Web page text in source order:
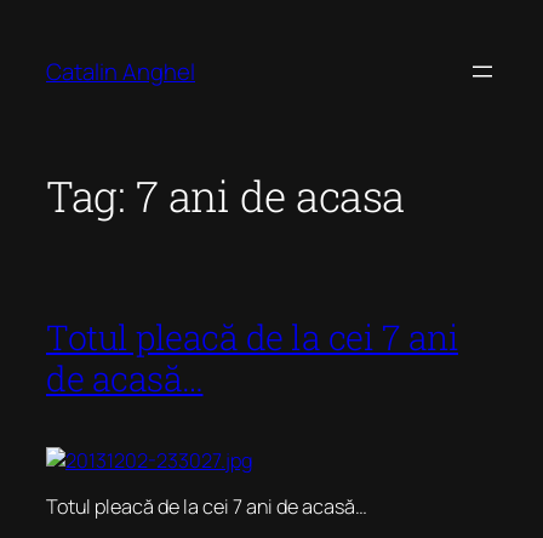
content
Catalin Anghel
Tag: 7 ani de acasa
Totul pleacă de la cei 7 ani
de acasă…
Totul pleacă de la cei 7 ani de acasă…